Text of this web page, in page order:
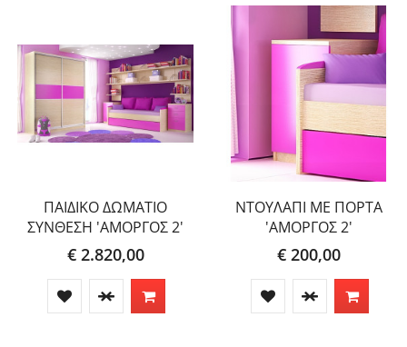
ΠΑΙΔΙΚΟ ΔΩΜΑΤΙΟ
ΣΥΝΘΕΣΗ 'ΑΜΟΡΓΟΣ 2'
€ 2.820,00
ΝΤΟΥΛΑΠΙ ΜΕ ΠΟΡΤΑ
'ΑΜΟΡΓΟΣ 2'
€ 200,00